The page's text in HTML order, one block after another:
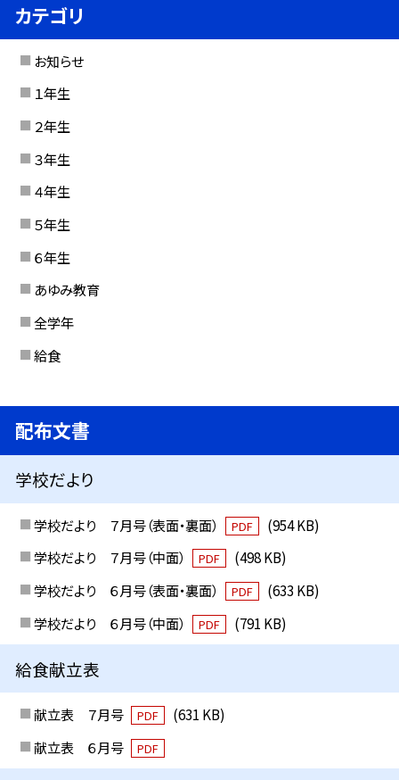
カテゴリ
お知らせ
１年生
２年生
３年生
４年生
５年生
６年生
あゆみ教育
全学年
給食
配布文書
学校だより
学校だより ７月号（表面・裏面） PDF
(954 KB)
学校だより ７月号（中面）
PDF
(498 KB)
学校だより ６月号（表面・裏面）
PDF
(633 KB)
学校だより ６月号（中面）
PDF (791 KB)
給食献立表
献立表 ７月号 PDF
(631 KB)
献立表 ６月号
PDF